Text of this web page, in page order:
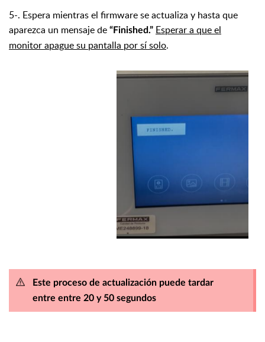
5-. Espera mientras el firmware se actualiza y hasta que
aparezca un mensaje de “Finished.” Esperar a que el
monitor apague su pantalla por sí solo.
Este proceso de actualización puede tardar
entre entre 20 y 50 segundos